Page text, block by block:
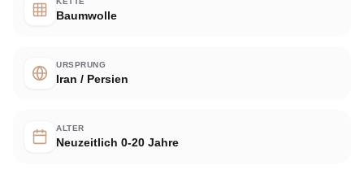
Baumwolle
URSPRUNG
Iran / Persien
ALTER
Neuzeitlich 0-20 Jahre